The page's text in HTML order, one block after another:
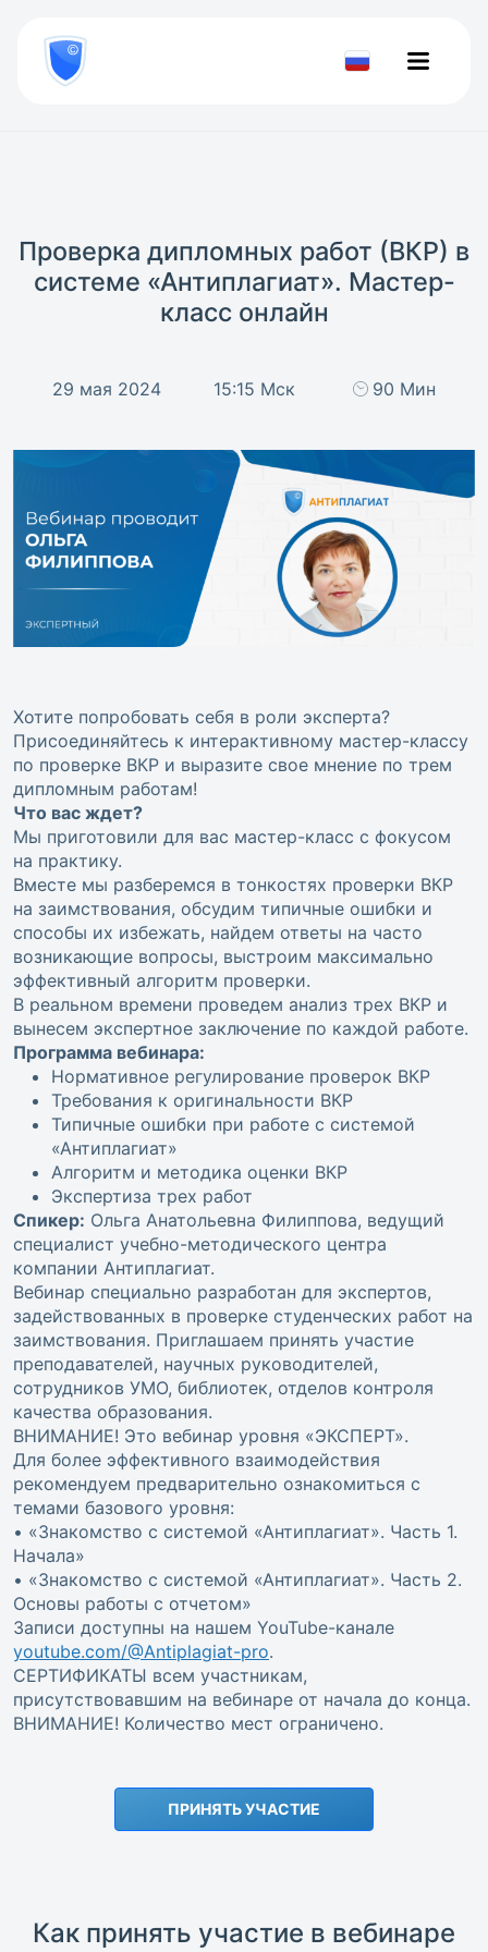
800
777-
81-Проверить
Проверка дипломных работ (ВКР) в
системе «Антиплагиат». Мастер-
класс онлайн
29 мая 2024 15:15 Мск 90 Мин
Хотите попробовать себя в роли эксперта?
Присоединяйтесь к интерактивному мастер-классу
по проверке ВКР и выразите свое мнение по трем
дипломным работам!
Что вас ждет?
Мы приготовили для вас мастер-класс с фокусом
на практику.
Вместе мы разберемся в тонкостях проверки ВКР
на заимствования, обсудим типичные ошибки и
способы их избежать, найдем ответы на часто
возникающие вопросы, выстроим максимально
эффективный алгоритм проверки.
В реальном времени проведем анализ трех ВКР и
вынесем экспертное заключение по каждой работе.
Программа вебинара:
Нормативное регулирование проверок ВКР
Требования к оригинальности ВКР
Типичные ошибки при работе с системой
«Антиплагиат»
Алгоритм и методика оценки ВКР
Экспертиза трех работ
Спикер: Ольга Анатольевна Филиппова, ведущий
специалист учебно-методического центра
компании Антиплагиат.
Вебинар специально разработан для экспертов,
задействованных в проверке студенческих работ на
заимствования. Приглашаем принять участие
преподавателей, научных руководителей,
сотрудников УМО, библиотек, отделов контроля
качества образования.
ВНИМАНИЕ! Это вебинар уровня «ЭКСПЕРТ».
Для более эффективного взаимодействия
рекомендуем предварительно ознакомиться с
темами базового уровня:
• «Знакомство с системой «Антиплагиат». Часть 1.
Начала»
• «Знакомство с системой «Антиплагиат». Часть 2.
Основы работы с отчетом»
Записи доступны на нашем YouTube-канале
youtube.com/@Antiplagiat-pro.
СЕРТИФИКАТЫ всем участникам,
присутствовавшим на вебинаре от начала до конца.
ВНИМАНИЕ! Количество мест ограничено.
ПРИНЯТЬ УЧАСТИЕ
Как принять участие в вебинаре